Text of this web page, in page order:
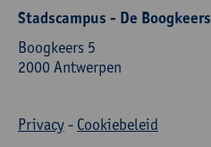
Stadscampus - De Boogkeers
Boogkeers 5
2000 Antwerpen
Privacy- Cookiebeleid